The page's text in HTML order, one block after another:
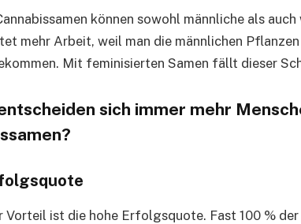
können sowohl männliche als
mehr Arbeit, weil man die männlichen
Mit feminisierten Samen fällt dieser
sich immer mehr
Vorteil ist die hohe Erfolgsquote. Fast 100 %